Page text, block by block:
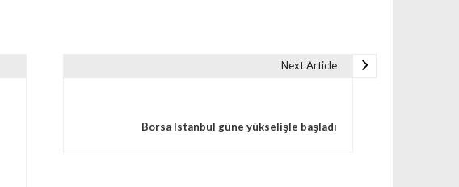
Next Article
Borsa Istanbul güne yükselişle başladı